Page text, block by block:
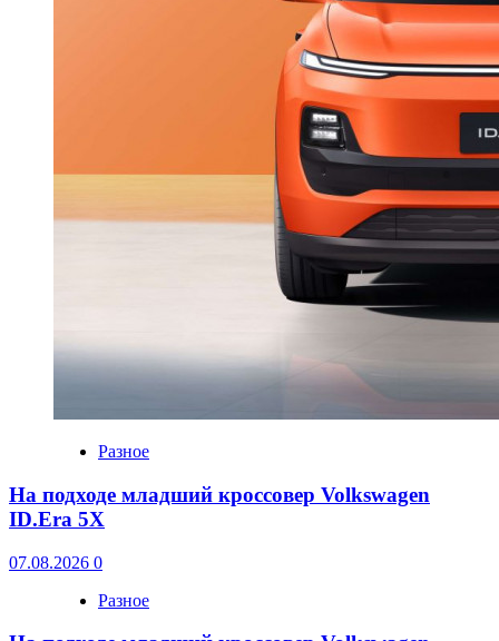
Разное
На подходе младший кроссовер Volkswagen
ID.Era 5X
07.08.2026 0
Разное